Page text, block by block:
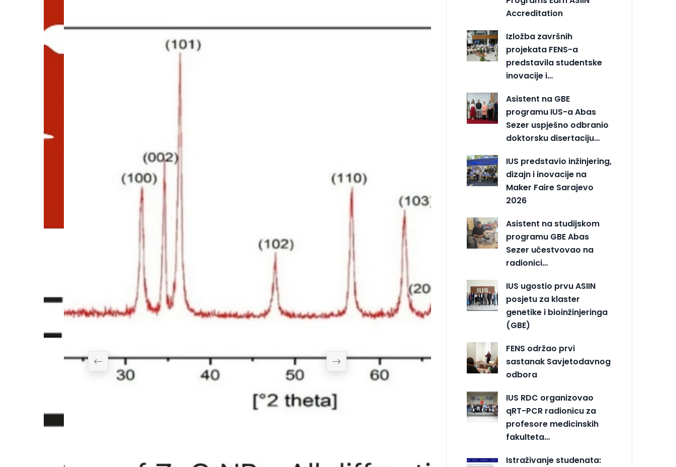
Accreditation
Izložba završnih
projekata FENS-a
predstavila studentske
inovacije i…
Asistent na GBE
programu IUS-a Abas
Sezer uspješno odbranio
doktorsku disertaciju…
IUS predstavio inžinjering,
dizajn i inovacije na
Maker Faire Sarajevo
2026
Asistent na studijskom
programu GBE Abas
Sezer učestvovao na
radionici…
IUS ugostio prvu ASIIN
posjetu za klaster
genetike i bioinžinjeringa
(GBE)
FENS održao prvi
sastanak Savjetodavnog
odbora
IUS RDC organizovao
qRT-PCR radionicu za
profesore medicinskih
fakulteta…
Istraživanje studenata: